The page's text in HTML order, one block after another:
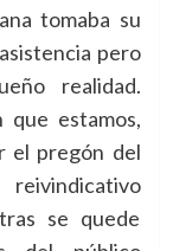
tomaba su
pero
realidad.
que estamos,
el pregón del
se quede